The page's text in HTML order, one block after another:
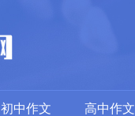
初中作文 高中作文